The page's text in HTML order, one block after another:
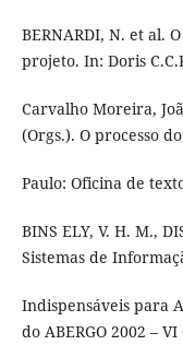
BERNARDI, N. et al.
projeto. In: Doris
Carvalho Moreira,
(Orgs.). O processo
Paulo: Oficina de
BINS ELY, V. H. M.,
Sistemas de
Indispensáveis para
do ABERGO 2002 –